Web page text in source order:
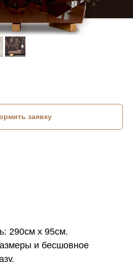
заявку
290см х 95см.
и бесшовное